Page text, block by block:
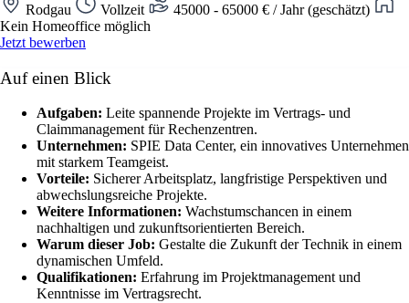
Rodgau Vollzeit
45000 - 65000 € / Jahr (geschätzt)
Kein Homeoffice möglich
Jetzt bewerben
Auf einen Blick
Aufgaben: Leite spannende Projekte im Vertrags- und
Claimmanagement für Rechenzentren.
Unternehmen: SPIE Data Center, ein innovatives Unternehmen
mit starkem Teamgeist.
Vorteile: Sicherer Arbeitsplatz, langfristige Perspektiven und
abwechslungsreiche Projekte.
Weitere Informationen: Wachstumschancen in einem
nachhaltigen und zukunftsorientierten Bereich.
Warum dieser Job: Gestalte die Zukunft der Technik in einem
dynamischen Umfeld.
Qualifikationen: Erfahrung im Projektmanagement und
Kenntnisse im Vertragsrecht.